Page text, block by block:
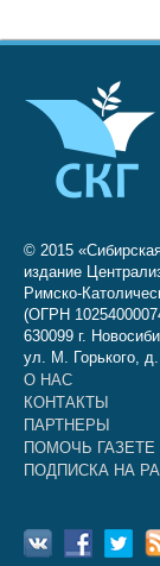
© 2015
издание
Римско-
(ОГРН
630099 г.
ул. М. Горького,
О НАС
КОНТАКТЫ
ПАРТНЕРЫ
ПОМОЧЬ ГАЗЕТЕ
ПОДПИСКА НА